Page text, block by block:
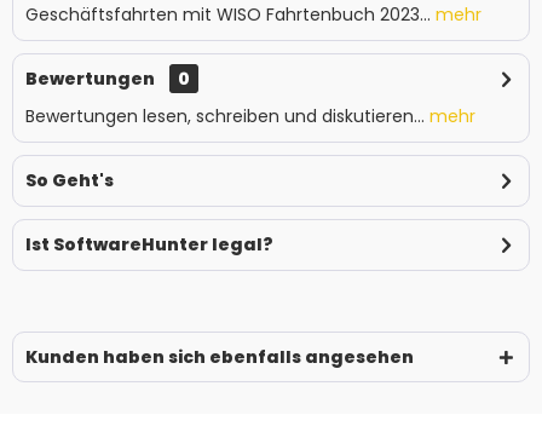
Geschäftsfahrten mit WISO Fahrtenbuch 2023... mehr
Bewertungen
0
Bewertungen lesen, schreiben und diskutieren... mehr
So Geht's
Ist SoftwareHunter legal?
Kunden haben sich ebenfalls angesehen